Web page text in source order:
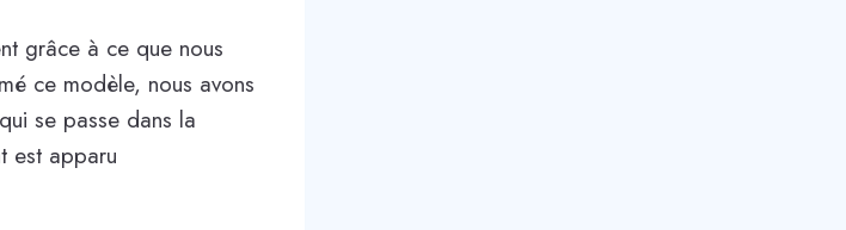
grâce à ce que nous
ce modèle, nous avons
se passe dans la
est apparu